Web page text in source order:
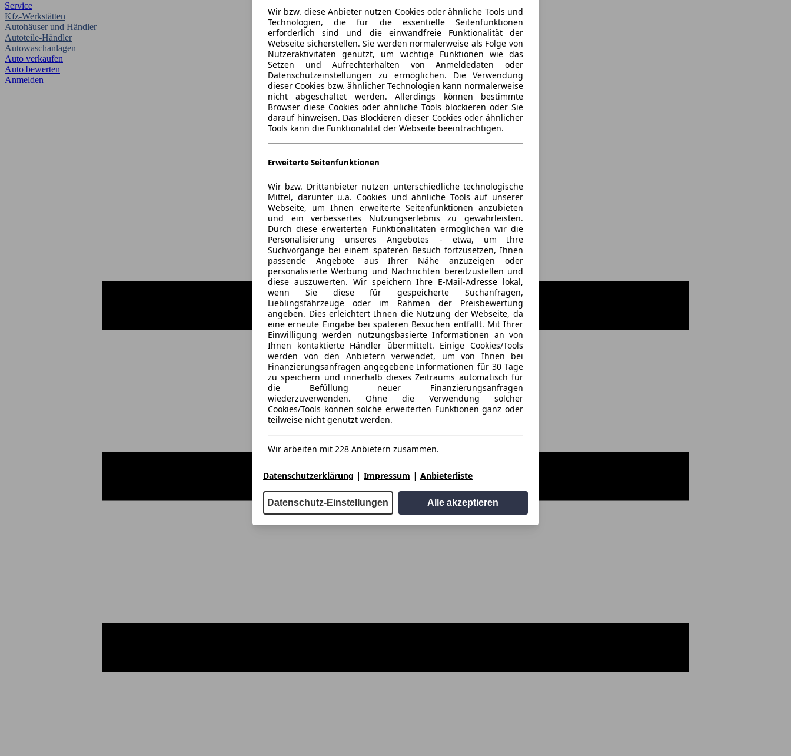
Service
Kfz-Werkstätten
Autohäuser und Händler
Autoteile-Händler
Autowaschanlagen
Auto verkaufen
Auto bewerten
Anmelden
Wir bzw. diese Anbieter nutzen Cookies oder ähnliche Tools und
Technologien, die für die essentielle Seitenfunktionen
erforderlich sind und die einwandfreie Funktionalität der
Webseite sicherstellen. Sie werden normalerweise als Folge von
Nutzeraktivitäten genutzt, um wichtige Funktionen wie das
Setzen und Aufrechterhalten von Anmeldedaten oder
Datenschutzeinstellungen zu ermöglichen. Die Verwendung
dieser Cookies bzw. ähnlicher Technologien kann normalerweise
nicht abgeschaltet werden. Allerdings können bestimmte
Browser diese Cookies oder ähnliche Tools blockieren oder Sie
darauf hinweisen. Das Blockieren dieser Cookies oder ähnlicher
Tools kann die Funktionalität der Webseite beeinträchtigen.
Erweiterte Seitenfunktionen
Wir bzw. Drittanbieter nutzen unterschiedliche technologische
Mittel, darunter u.a. Cookies und ähnliche Tools auf unserer
Webseite, um Ihnen erweiterte Seitenfunktionen anzubieten
und ein verbessertes Nutzungserlebnis zu gewährleisten.
Durch diese erweiterten Funktionalitäten ermöglichen wir die
Personalisierung unseres Angebotes - etwa, um Ihre
Suchvorgänge bei einem späteren Besuch fortzusetzen, Ihnen
passende Angebote aus Ihrer Nähe anzuzeigen oder
personalisierte Werbung und Nachrichten bereitzustellen und
diese auszuwerten. Wir speichern Ihre E-Mail-Adresse lokal,
wenn Sie diese für gespeicherte Suchanfragen,
Lieblingsfahrzeuge oder im Rahmen der Preisbewertung
angeben. Dies erleichtert Ihnen die Nutzung der Webseite, da
eine erneute Eingabe bei späteren Besuchen entfällt. Mit Ihrer
Einwilligung werden nutzungsbasierte Informationen an von
Ihnen kontaktierte Händler übermittelt. Einige Cookies/Tools
werden von den Anbietern verwendet, um von Ihnen bei
Finanzierungsanfragen angegebene Informationen für 30 Tage
zu speichern und innerhalb dieses Zeitraums automatisch für
die Befüllung neuer Finanzierungsanfragen
wiederzuverwenden. Ohne die Verwendung solcher
Cookies/Tools können solche erweiterten Funktionen ganz oder
teilweise nicht genutzt werden.
Wir arbeiten mit 228 Anbietern zusammen.
Datenschutzerklärung | Impressum | Anbieterliste
Datenschutz-Einstellungen Alle akzeptieren